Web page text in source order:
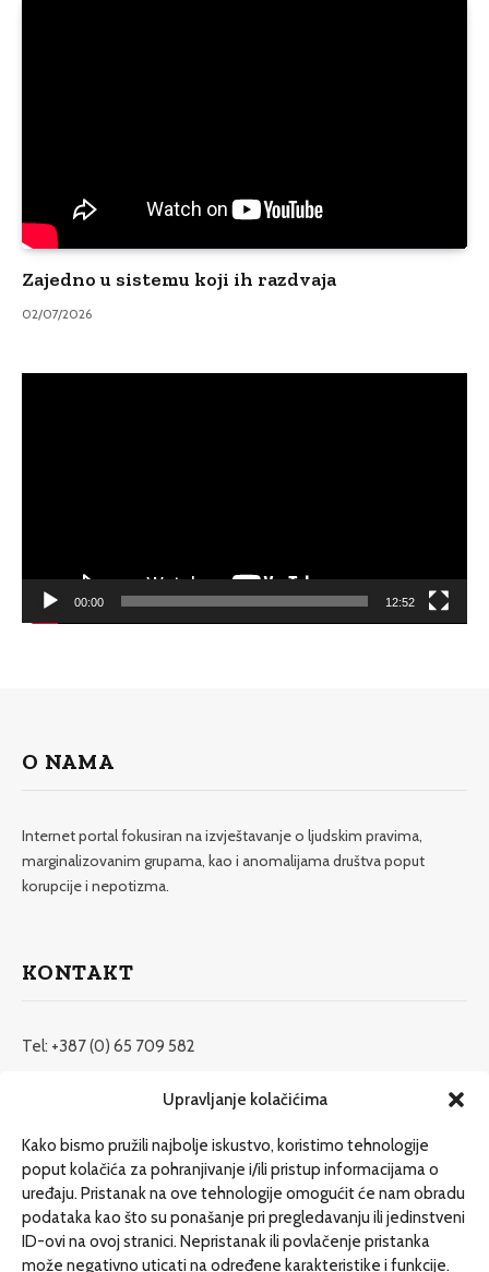
Upravljanje kolačićima
Kako bismo pružili najbolje iskustvo, koristimo tehnologije
poput kolačića za pohranjivanje i/ili pristup informacijama o
uređaju. Pristanak na ove tehnologije omogućit će nam obradu
podataka kao što su ponašanje pri pregledavanju ili jedinstveni
ID-ovi na ovoj stranici. Nepristanak ili povlačenje pristanka
može negativno uticati na određene karakteristike i funkcije.
Zajedno u sistemu koji ih razdvaja
02/07/2026
00:00 12:52
O NAMA
Internet portal fokusiran na izvještavanje o ljudskim pravima,
marginalizovanim grupama, kao i anomalijama društva poput
korupcije i nepotizma.
KONTAKT
Tel: +387 (0) 65 709 582
redakcija@etrafika.net
Dosije
Drugi pišu